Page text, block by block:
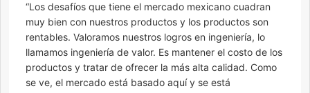
“Los desafíos que tiene el mercado mexicano cuadran
muy bien con nuestros productos y los productos son
rentables. Valoramos nuestros logros en ingeniería, lo
llamamos ingeniería de valor. Es mantener el costo de los
productos y tratar de ofrecer la más alta calidad. Como
se ve, el mercado está basado aquí y se está